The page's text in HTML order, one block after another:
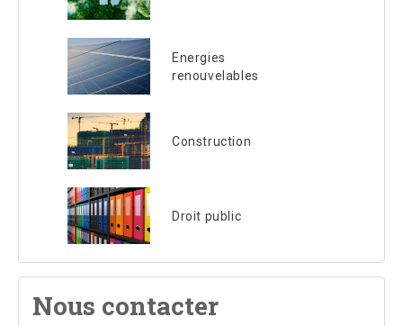
Energies
renouvelables
Construction
Droit public
Nous contacter